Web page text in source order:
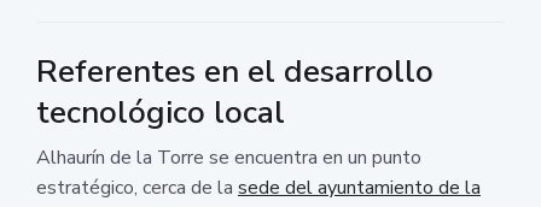
Referentes en el desarrollo
tecnológico local
Alhaurín de la Torre se encuentra en un punto
estratégico, cerca de la sede del ayuntamiento de la